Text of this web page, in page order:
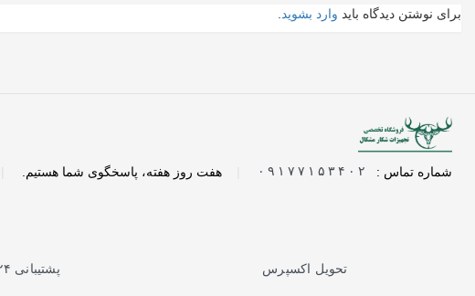
برای نوشتن دیدگاه باید وارد بشوید
شماره تماس : ۰۹۱۷۷۱۵۳۴۰۲ هفت روز هفته، پاسخگوی شما هستیم.
تحویل اکسپرس پشتیبانی ۲۴ ساعته